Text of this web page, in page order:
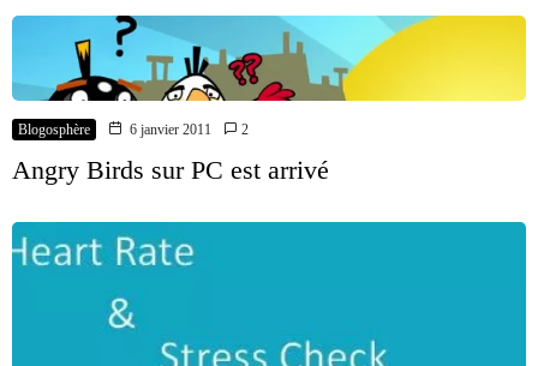
Blogosphère 6 janvier 2011 2
Angry Birds sur PC est arrivé